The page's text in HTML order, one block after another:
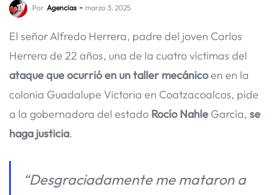
Por Agencias marzo 3, 2025
El señor Alfredo Herrera, padre del joven Carlos
Herrera de 22 años, una de la cuatro víctimas del
ataque que ocurrió en un taller mecánicoen en la
colonia Guadalupe Victoria en Coatzacoalcos, pide
a la gobernadora del estado Rocío Nahle García, se
haga justicia.
“Desgraciadamente me mataron a